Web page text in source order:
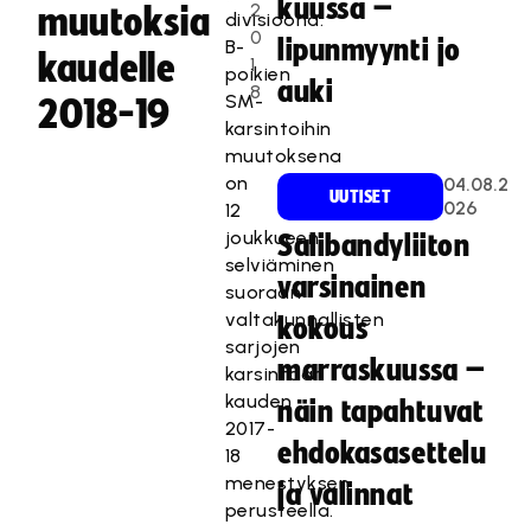
muutoksia
kaudelle
2018-19
2
0
1
8
divisioona.
B-
poikien
SM-
karsintoihin
muutoksena
on
12
joukkueen
selviäminen
suoraan
valtakunnallisten
sarjojen
karsintaan
kauden
2017-
18
menestyksen
perusteella.
kuussa –
lipunmyynti jo
auki
UUTISET
04.08.2
026
Salibandyliiton
varsinainen
kokous
marraskuussa –
näin tapahtuvat
ehdokasasettelu
ja valinnat